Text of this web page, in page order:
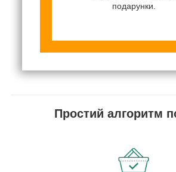
подарунки.
Простий алгоритм